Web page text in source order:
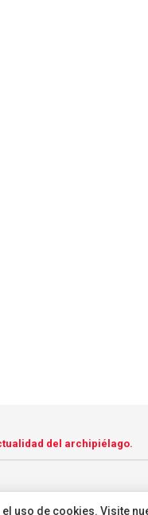
del archipiélago.
uso de cookies. Visite